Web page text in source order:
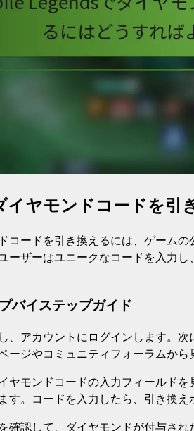
イヤモンドコードを
コードを引き換えるには、ゲーム
ーザーはユニークなコードを入力
バイステップガイド
、アカウントにログインします。
ージやコミュニティフォーラムから
ヤモンドコードの入力フィールド
す。コードを入力したら、引き換え
確認して、ダイヤモンドが付与さ